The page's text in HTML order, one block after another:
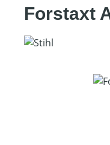
Forstaxt
Bildergalerie